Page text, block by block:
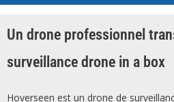
Un drone professionnel
surveillance drone in a box
Hoverseen est un drone de